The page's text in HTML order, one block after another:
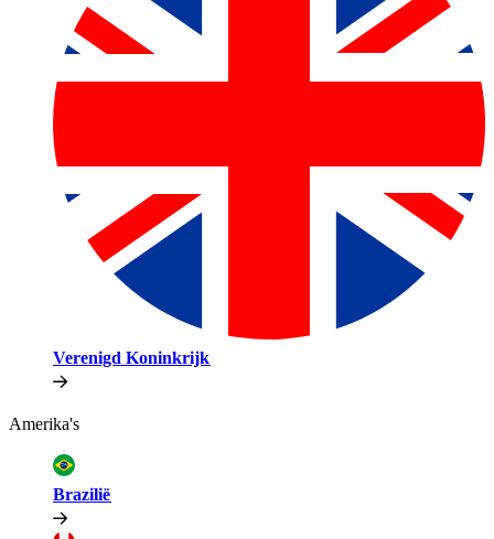
Verenigd Koninkrijk​​
Amerika's​​
Brazilië​​